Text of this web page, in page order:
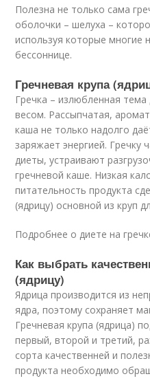
Полезна не только сама
оболочки – шелуха –
используя которые многие
бессоннице.
Гречневая крупа
Гречка – излюбленная тема
весом. Рассыпчатая,
каша не только надолго
заряжает энергией. Гречку
диеты, устраивают
гречневой каше. Низкая
питательность продукта
(ядрицу) основной из круп
Подробнее о диете на
Как выбрать
(ядрицу)
Ядрица производится из
ядра, поэтому сохраняет
Гречневая крупа (ядрица)
первый, второй и третий,
сорта качественней и
продукта необходимо